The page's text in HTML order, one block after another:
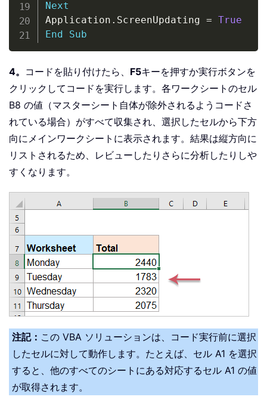
Next
Application . ScreenUpdating = True
End
Sub
4。 コードを貼り付けたら、 F5キーを押すか実行ボタンを
クリックしてコードを実行します。各ワークシートのセル
B8 の値（マスターシート自体が除外されるようコードさ
れている場合）がすべて収集され、選択したセルから下方
向にメインワークシートに表示されます。結果は縦方向に
リストされるため、レビューしたりさらに分析したりしや
すくなります。
注記： この VBA ソリューションは、コード実行前に選択
したセルに対して動作します。たとえば、セル A1 を選択
すると、他のすべてのシートにある対応するセル A1 の値
が取得されます。